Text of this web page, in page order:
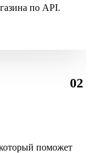
по API.
02
поможет